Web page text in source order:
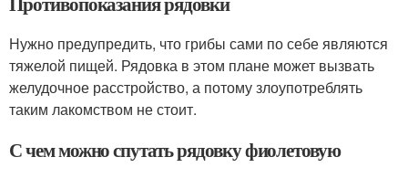
Нужно предупредить, что грибы сами по себе являются
тяжелой пищей. Рядовка в этом плане может вызвать
желудочное расстройство, а потому злоупотреблять
таким лакомством не стоит.
С чем можно спутать рядовку фиолетовую